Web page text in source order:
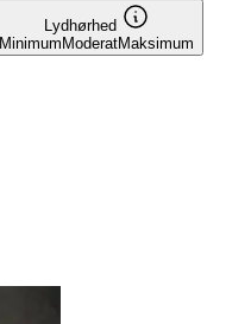
Lydhørhed
Minimum ModeratMaksimum